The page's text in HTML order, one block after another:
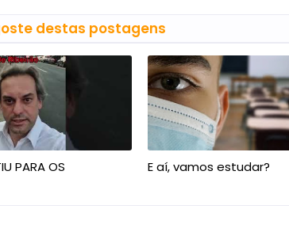
destas postagens
PARA OS
E aí, vamos estudar?